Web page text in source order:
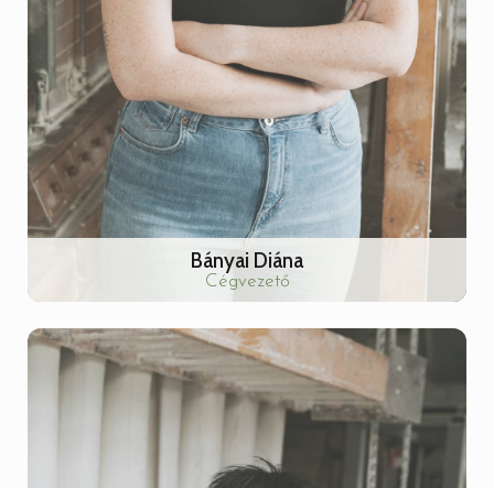
Bányai Diána
Cégvezető